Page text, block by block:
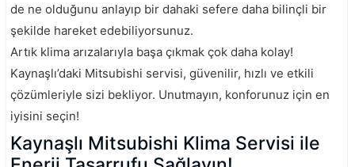
de ne olduğunu anlayıp bir dahaki sefere daha bilinçli bir
şekilde hareket edebiliyorsunuz.
Artık klima arızalarıyla başa çıkmak çok daha kolay!
Kaynaşlı’daki Mitsubishi servisi, güvenilir, hızlı ve etkili
çözümleriyle sizi bekliyor. Unutmayın, konforunuz için en
iyisini seçin!
Kaynaşlı Mitsubishi Klima Servisi ile